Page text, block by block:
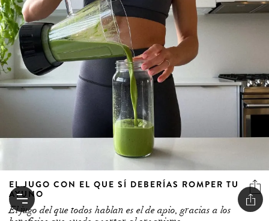
EL JUGO CON EL QUE SÍ DEBERÍAS ROMPER TU
AYUNO
El jugo del que todos hablan es el de apio, gracias a los